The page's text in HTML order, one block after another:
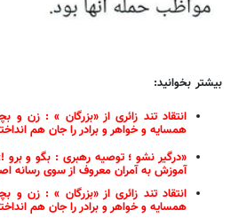
بیشتر بخوانید:
انتقاد تند زائری از «بزرگان » : زن و
همسایه و خواهر و برادر را جان هم
«درگیر نشو ؛ توصیه رهبری : بگو و
آموزش به آمران معروف از سوی رسانه
انتقاد تند زائری از «بزرگان » : زن و
همسایه و خواهر و برادر را جان هم